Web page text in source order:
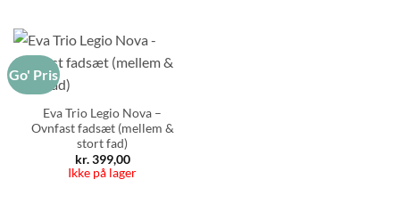
Go' Pris
Eva Trio Legio Nova –
Ovnfast fadsæt (mellem &
stort fad)
kr.399,00
Ikke på lager